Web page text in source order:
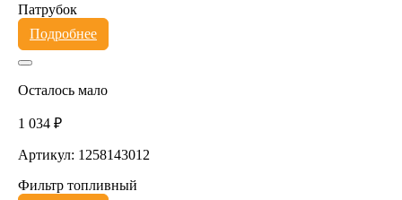
Патрубок
Подробнее
Осталось мало
1 034 ₽
Артикул: 1258143012
Фильтр топливный